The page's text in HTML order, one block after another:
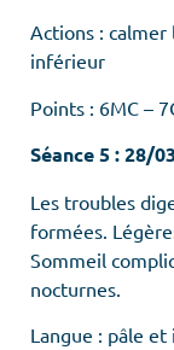
Actions :
inférieur
Points : 6MC –
Séance 5 : 28/
Les troubles
formées.
Sommeil
nocturnes.
Langue : pâle